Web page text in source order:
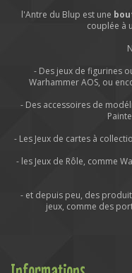
l'Antre du Blup est une
couplée à
- Des jeux de figurines
Warhammer AOS, ou
- Des accessoires de
- Les Jeux de cartes à
- les Jeux de Rôle, comme
- et depuis peu, des
jeux, comme des